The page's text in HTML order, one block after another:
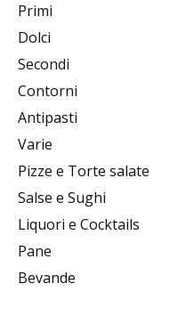
Primi
Dolci
Secondi
Contorni
Antipasti
Varie
Pizze e Torte salate
Salse e Sughi
Liquori e Cocktails
Pane
Bevande